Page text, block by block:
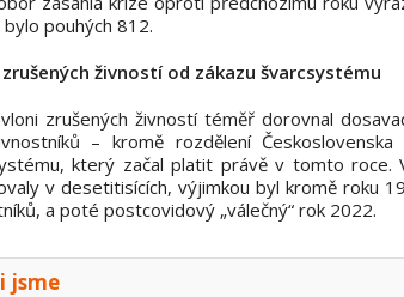
pouhých 812.
živností od zákazu švarcsystému
zrušených živností téměř dorovnal
– kromě rozdělení
který začal platit právě v tomto roce.
v desetitisících, výjimkou byl kromě roku
a poté postcovidový „válečný“ rok 2022.
jsme